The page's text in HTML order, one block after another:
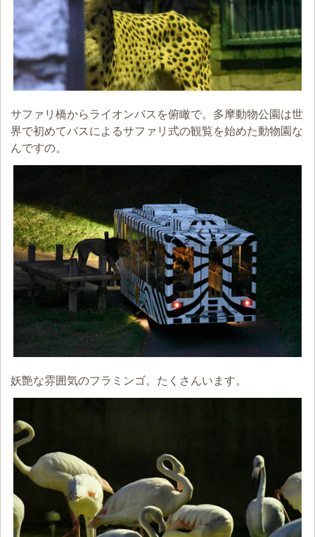
サファリ橋からライオンバスを俯瞰で。多摩動物公園は世
界で初めてバスによるサファリ式の観覧を始めた動物園な
んですの。
妖艶な雰囲気のフラミンゴ。たくさんいます。